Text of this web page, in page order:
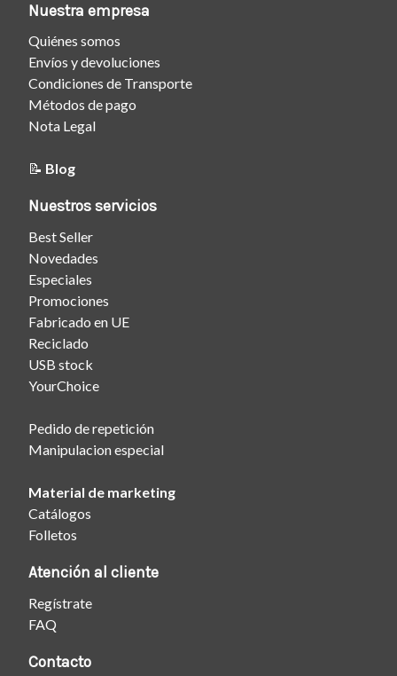
Nuestra empresa
Quiénes somos
Envíos y devoluciones
Condiciones de Transporte
Métodos de pago
Nota Legal
📝 Blog
Nuestros servicios
Best Seller
Novedades
Especiales
Promociones
Fabricado en UE
Reciclado
USB stock
YourChoice
Pedido de repetición
Manipulacion especial
Material de marketing
Catálogos
Folletos
Atención al cliente
Regístrate
FAQ
Contacto